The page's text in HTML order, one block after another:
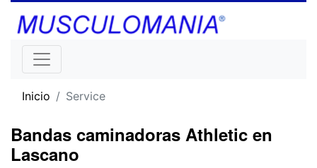
Inicio Service
Bandas caminadoras Athletic en
Lascano